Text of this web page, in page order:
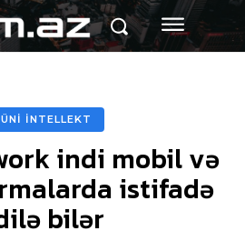
İNTELLEKT
indi mobil və
istifadə
bilər